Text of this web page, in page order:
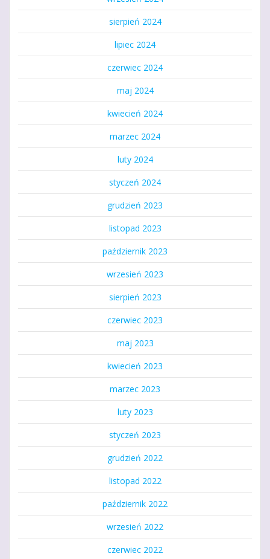
sierpień 2024
lipiec 2024
czerwiec 2024
maj 2024
kwiecień 2024
marzec 2024
luty 2024
styczeń 2024
grudzień 2023
listopad 2023
październik 2023
wrzesień 2023
sierpień 2023
czerwiec 2023
maj 2023
kwiecień 2023
marzec 2023
luty 2023
styczeń 2023
grudzień 2022
listopad 2022
październik 2022
wrzesień 2022
czerwiec 2022